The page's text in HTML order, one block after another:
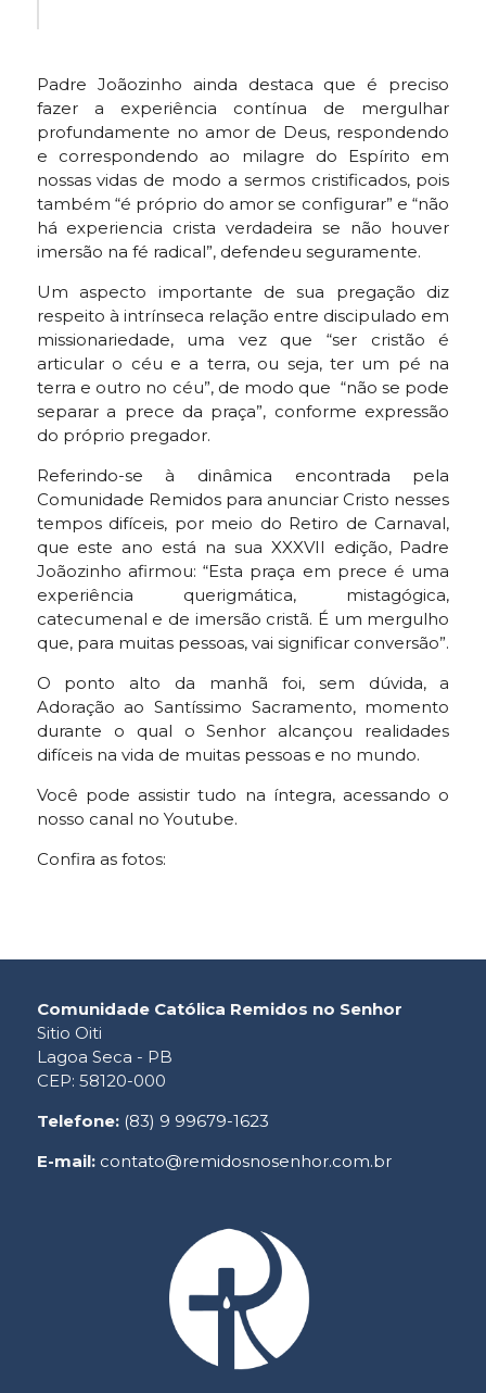
Padre Joãozinho ainda destaca que é preciso
fazer a experiência contínua de mergulhar
profundamente no amor de Deus, respondendo
e correspondendo ao milagre do Espírito em
nossas vidas de modo a sermos cristificados, pois
também “é próprio do amor se configurar” e “não
há experiencia crista verdadeira se não houver
imersão na fé radical”, defendeu seguramente.
Um aspecto importante de sua pregação diz
respeito à intrínseca relação entre discipulado em
missionariedade, uma vez que “ser cristão é
articular o céu e a terra, ou seja, ter um pé na
terra e outro no céu”, de modo que “não se pode
separar a prece da praça”, conforme expressão
do próprio pregador.
Referindo-se à dinâmica encontrada pela
Comunidade Remidos para anunciar Cristo nesses
tempos difíceis, por meio do Retiro de Carnaval,
que este ano está na sua XXXVII edição, Padre
Joãozinho afirmou: “Esta praça em prece é uma
experiência querigmática, mistagógica,
catecumenal e de imersão cristã. É um mergulho
que, para muitas pessoas, vai significar conversão”.
O ponto alto da manhã foi, sem dúvida, a
Adoração ao Santíssimo Sacramento, momento
durante o qual o Senhor alcançou realidades
difíceis na vida de muitas pessoas e no mundo.
Você pode assistir tudo na íntegra, acessando o
nosso canal no Youtube.
Confira as fotos:
Comunidade Católica Remidos no Senhor
Sitio Oiti
Lagoa Seca - PB
CEP: 58120-000
Telefone: (83) 9 99679-1623
E-mail: contato@remidosnosenhor.com.br